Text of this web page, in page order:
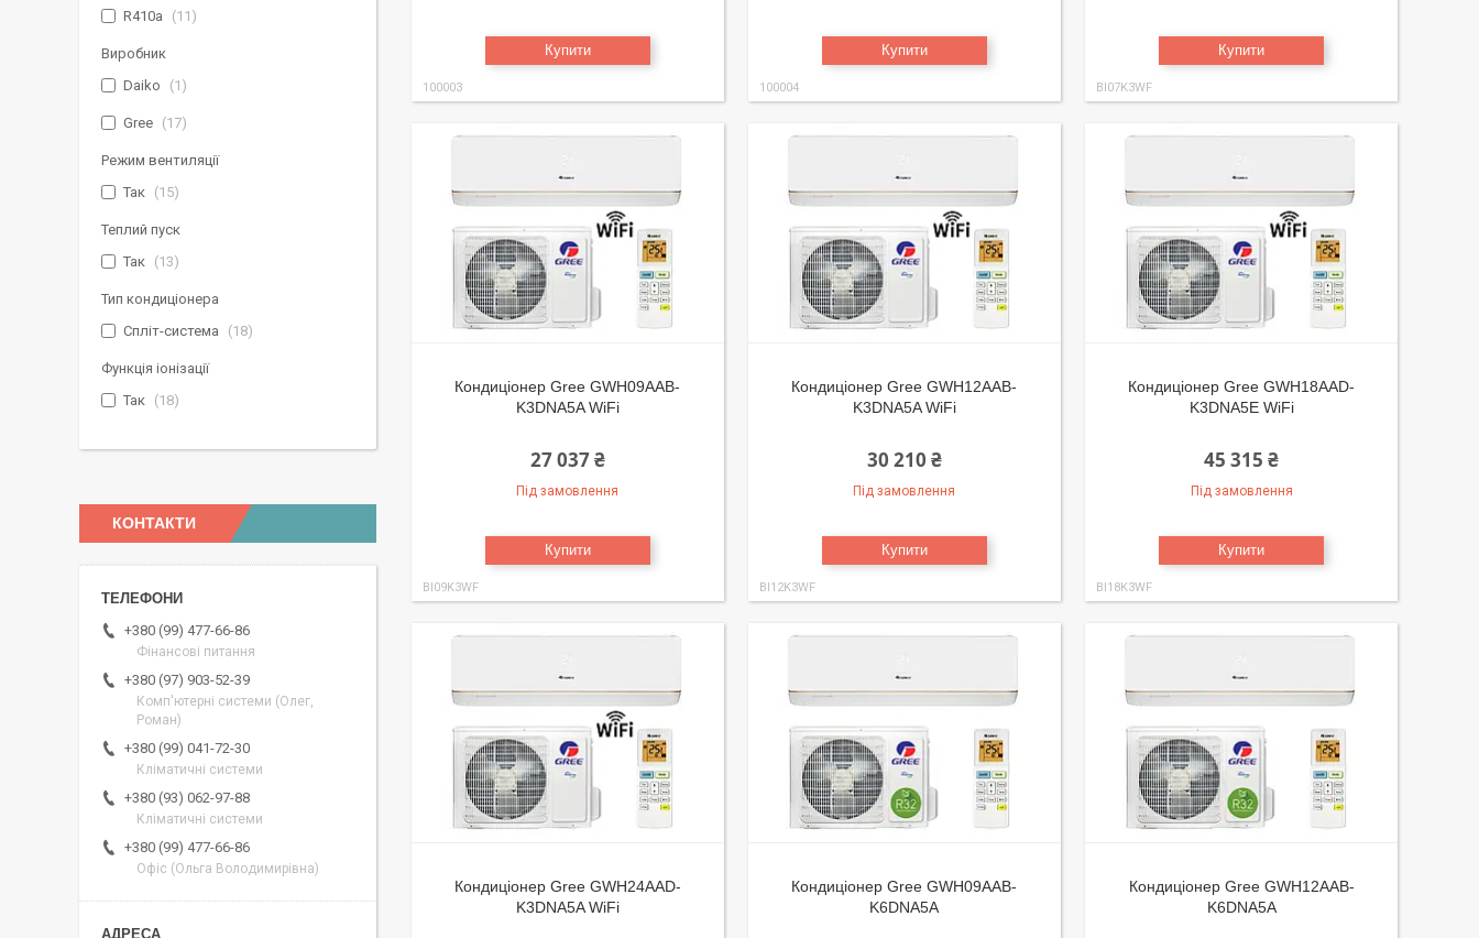
Купити
100003
Купити
100004
Купити
BI07K3WF
Кондиціонер Gree GWH09AAB-
K3DNA5A WiFi
27 037 ₴
Під замовлення
Купити
BI09K3WF
Кондиціонер Gree GWH12AAB-
K3DNA5A WiFi
30 210 ₴
Під замовлення
Купити
BI12K3WF
Кондиціонер Gree GWH18AAD-
K3DNA5E WiFi
45 315 ₴
Під замовлення
Купити
BI18K3WF
Кондиціонер Gree GWH24AAD-
K3DNA5A WiFi
Кондиціонер Gree GWH09AAB-
K6DNA5A
Кондиціонер Gree GWH12AAB-
K6DNA5A
R410a
11
Виробник
Daiko
1
Gree 17
Режим вентиляції
Так
15
Теплий пуск
Так
13
Тип кондиціонера
Спліт-система
18
Функція іонізації
Так
18
КОНТАКТИ
+380 (99) 477-66-86
Фінансові питання
+380 (97) 903-52-39
Комп'ютерні системи (Олег,
Роман)
+380 (99) 041-72-30
Кліматичні системи
+380 (93) 062-97-88
Кліматичні системи
+380 (99) 477-66-86
Офіс (Ольга Володимирівна)